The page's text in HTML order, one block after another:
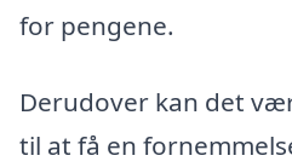
for pengene.
Derudover kan det
til at få en